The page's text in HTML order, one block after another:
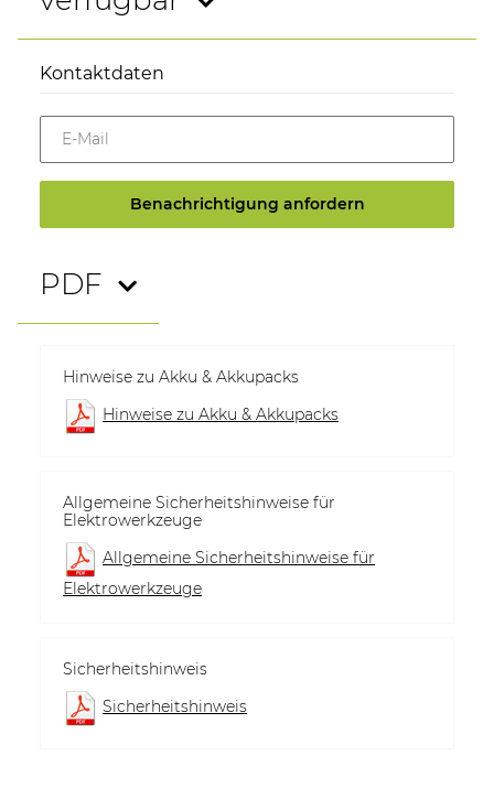
Kontaktdaten
E-Mail
Benachrichtigung anfordern
PDF
Hinweise zu Akku & Akkupacks
Hinweise zu Akku & Akkupacks
Allgemeine Sicherheitshinweise für
Elektrowerkzeuge
Allgemeine Sicherheitshinweise für
Elektrowerkzeuge
Sicherheitshinweis
Sicherheitshinweis